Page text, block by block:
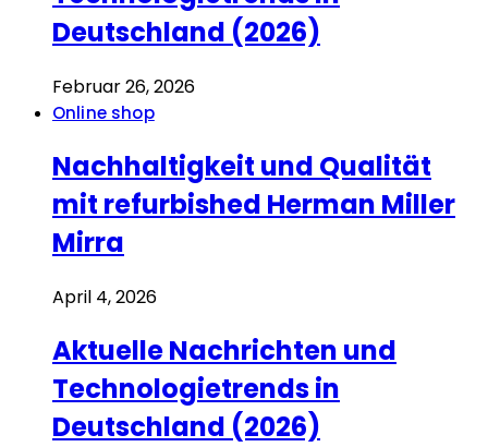
Deutschland (2026)
Februar 26, 2026
Online shop
Nachhaltigkeit und Qualität
mit refurbished Herman Miller
Mirra
April 4, 2026
Aktuelle Nachrichten und
Technologietrends in
Deutschland (2026)